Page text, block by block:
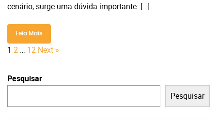
cenário, surge uma dúvida importante: […]
Leia Mais
Navegação
posts
1 2 … 12 Next »
Pesquisar
Pesquisar